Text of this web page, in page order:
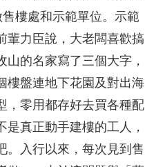
樓處和示範單位。示範
輩力臣說，大老闆喜歡搞
的名家寫了三個大字，
樓盤連地下花園及對出海
，零用都存好去買各種配
真正動手建樓的工人，
。入行以來，每次見到售